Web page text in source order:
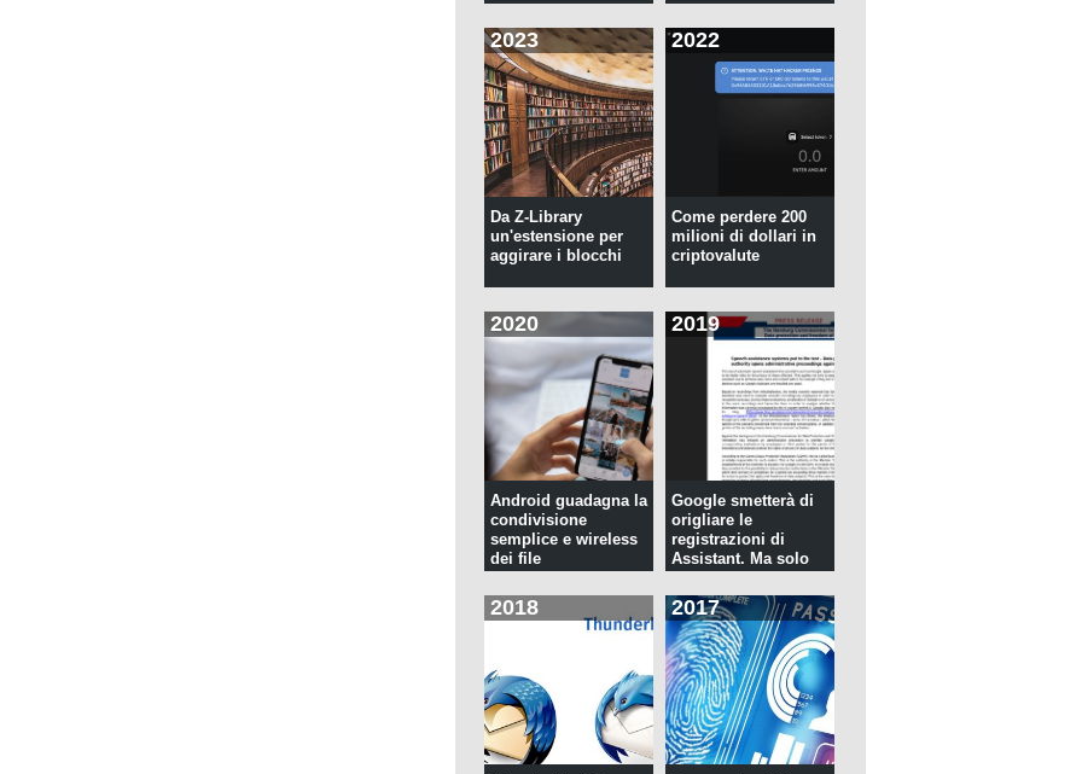
2023
Da Z-Library
un'estensione per
aggirare i blocchi
2022
Come perdere 200
milioni di dollari in
criptovalute
2020
Android guadagna la
condivisione
semplice e wireless
dei file
2019
Google smetterà di
origliare le
registrazioni di
Assistant. Ma solo
2018 2017